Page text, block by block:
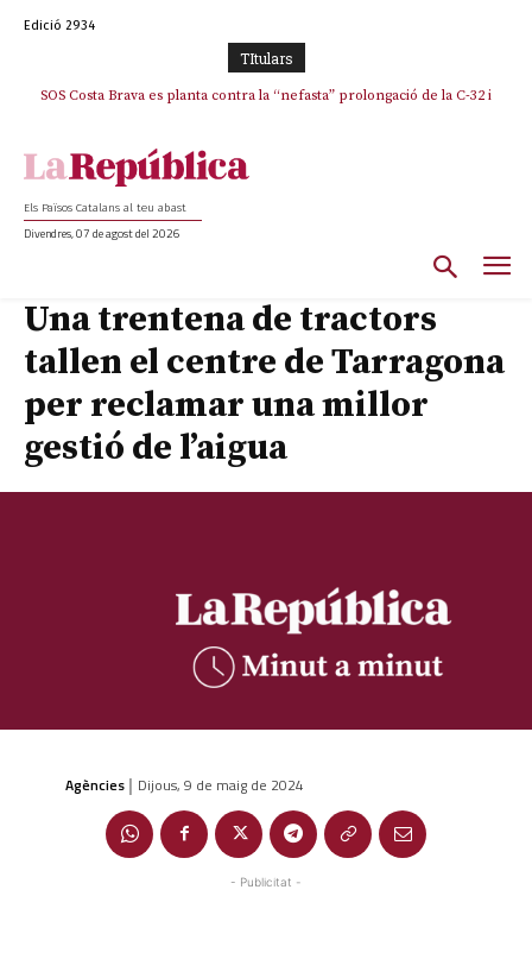
Edició 2934
TItulars
SOS Costa Brava es planta contra la “nefasta” prolongació de la C-32 i
Els Països Catalans al teu abast
Divendres, 07 de agost del 2026
Una trentena de tractors
tallen el centre de Tarragona
per reclamar una millor
gestió de l’aigua
Agències | Dijous, 9 de maig de 2024
- Publicitat -